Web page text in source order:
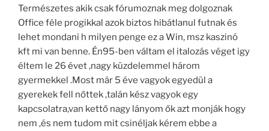
Természetes akik csak fórumoznak meg dolgoznak
Office féle progikkal azok biztos hibátlanul futnak és
lehet mondani h milyen penge ez a Win, msz kaszinó
kft mi van benne. Én95-ben váltam el italozás véget igy
éltem le 26 évet ,nagy küzdelemmel három
gyermekkel .Most már 5 éve vagyok egyedül a
gyerekek fell nőttek ,talán kész vagyok egy
kapcsolatra,van kettő nagy lányom ők azt monják hogy
nem ,és nem tudom mit csinéljak kérem ebbe a